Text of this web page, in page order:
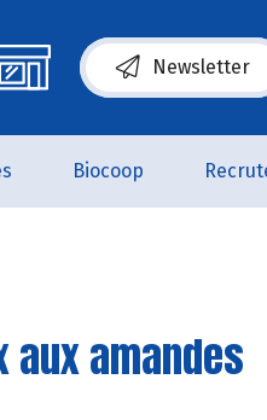
Newsletter
(s’ouvre dans une
Biocoop
amandes